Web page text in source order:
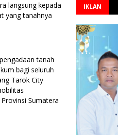
langsung kepada
yang tanahnya
tanah
bagi seluruh
Tarok City
Sumatera
IKLAN